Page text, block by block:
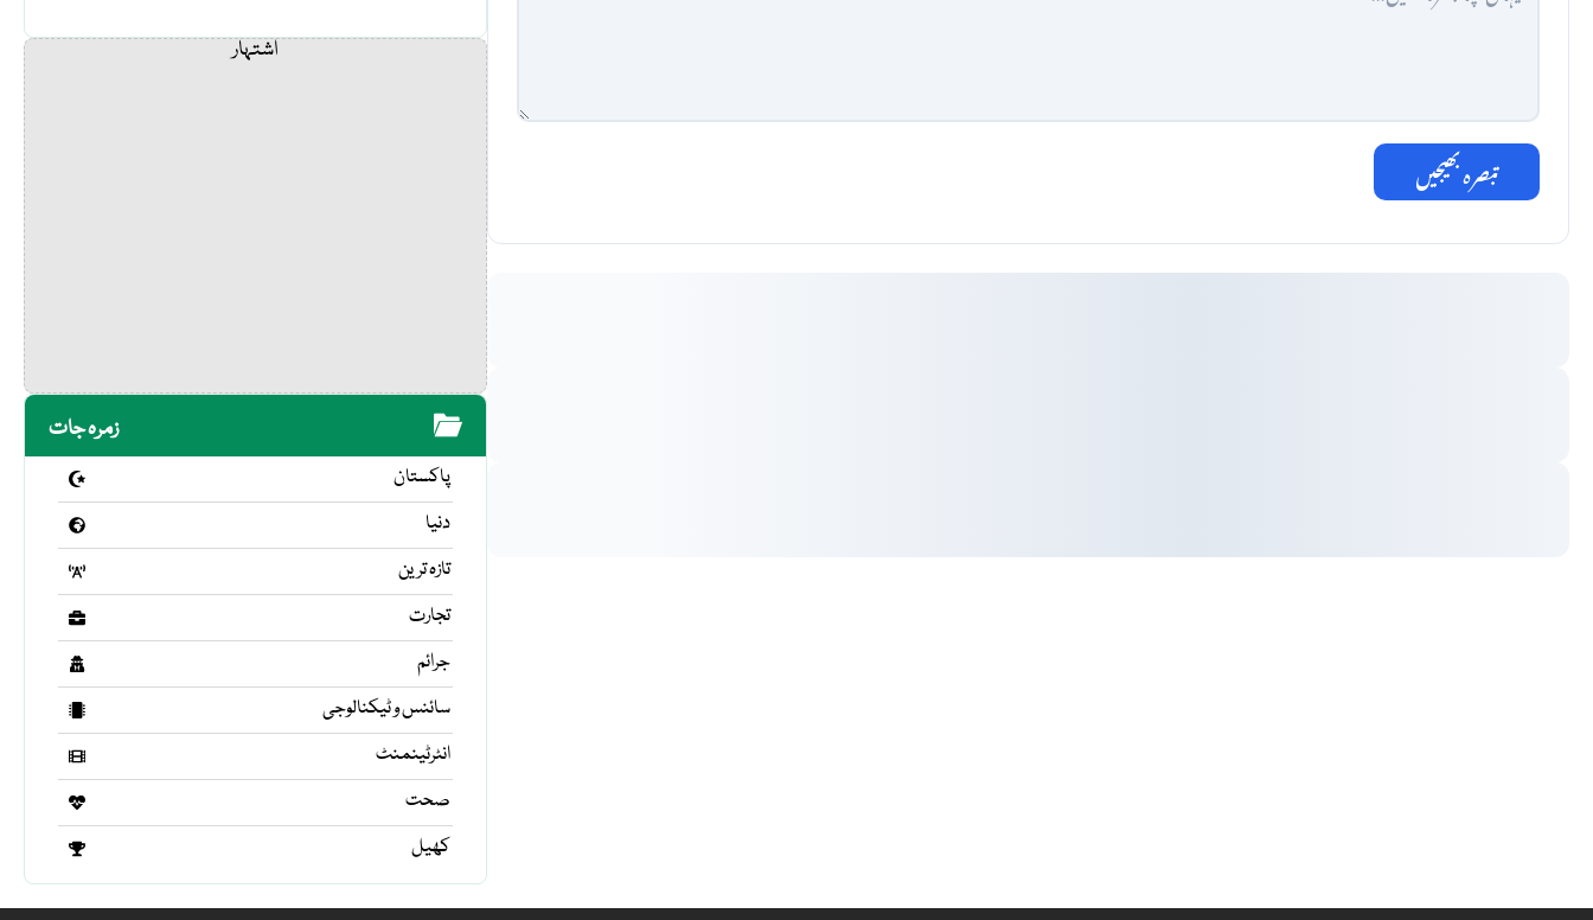
اشتہار
زمرہ جات
پاکستان
دنیا
تازہ ترین
تجارت
جرائم
سائنس و ٹیکنالوجی
انٹرٹینمنٹ
صحت
کھیل
تبصرہ بھیجیں